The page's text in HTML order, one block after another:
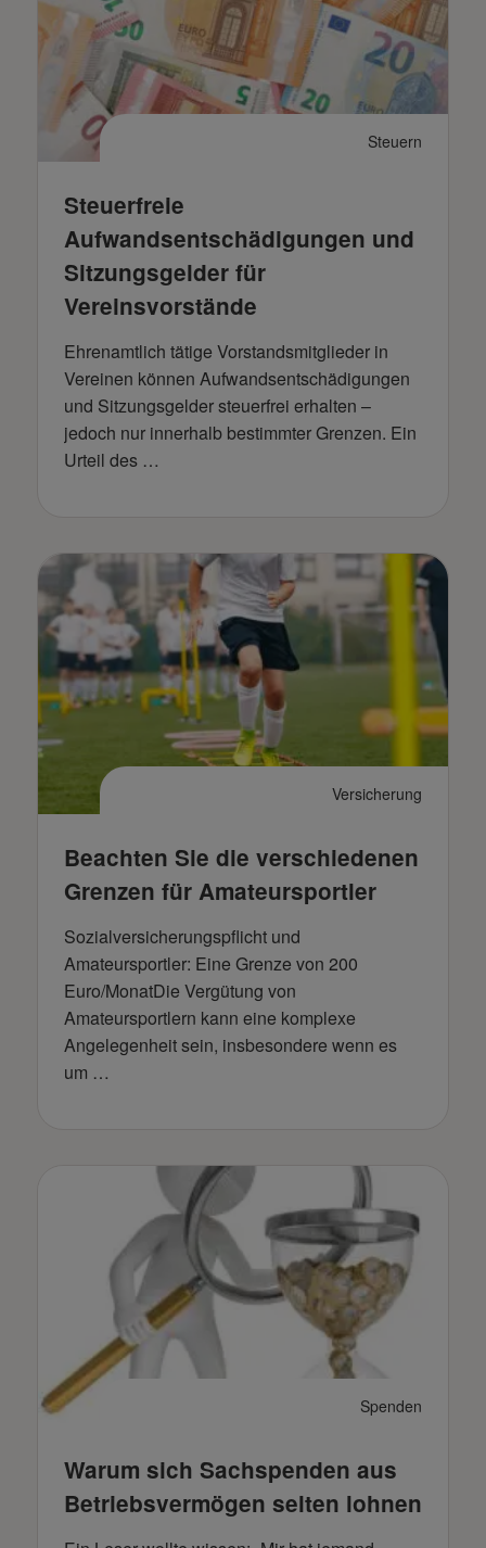
Steuern
Steuerfreie
Aufwandsentschädigungen und
Sitzungsgelder für
Vereinsvorstände
Ehrenamtlich tätige Vorstandsmitglieder in
Vereinen können Aufwandsentschädigungen
und Sitzungsgelder steuerfrei erhalten –
jedoch nur innerhalb bestimmter Grenzen. Ein
Urteil des …
Versicherung
Beachten Sie die verschiedenen
Grenzen für Amateursportler
Sozialversicherungspflicht und
Amateursportler: Eine Grenze von 200
Euro/MonatDie Vergütung von
Amateursportlern kann eine komplexe
Angelegenheit sein, insbesondere wenn es
um …
Spenden
Warum sich Sachspenden aus
Betriebsvermögen selten lohnen